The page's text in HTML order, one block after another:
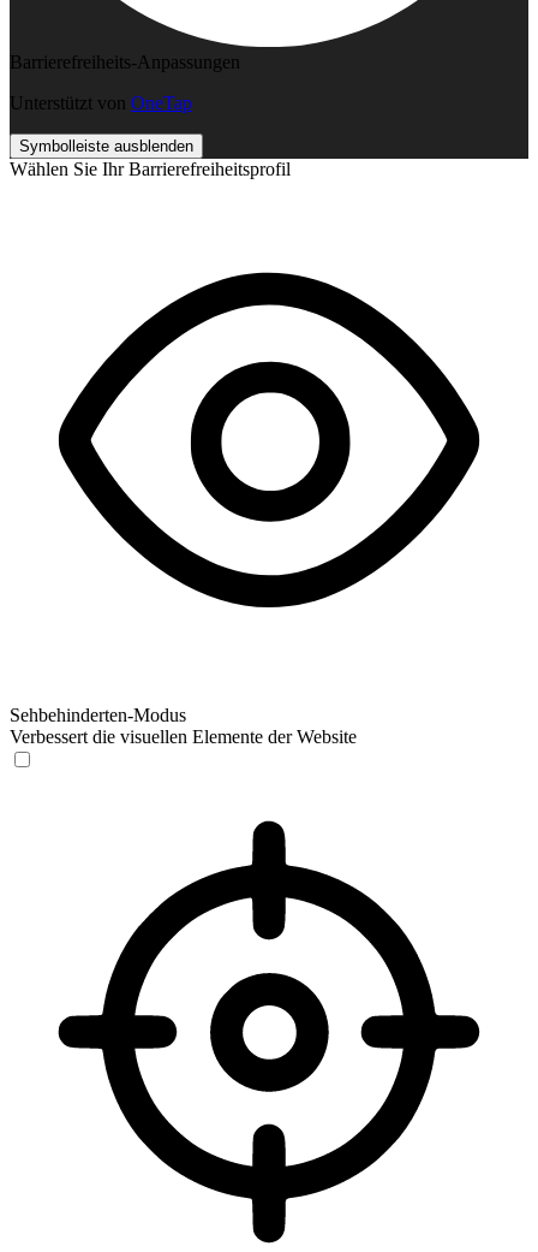
Barrierefreiheits-Anpassungen
Unterstützt von OneTap
Symbolleiste ausblenden
Wählen Sie Ihr Barrierefreiheitsprofil
Sehbehinderten-Modus
Verbessert die visuellen Elemente der Website